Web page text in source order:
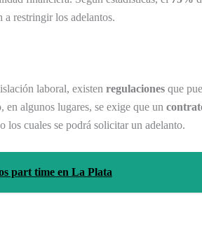
a restringir los adelantos.
laboral, existen regulaciones que
en algunos lugares, se exige que un
los cuales se podrá solicitar un adelanto.
part time en La Plata